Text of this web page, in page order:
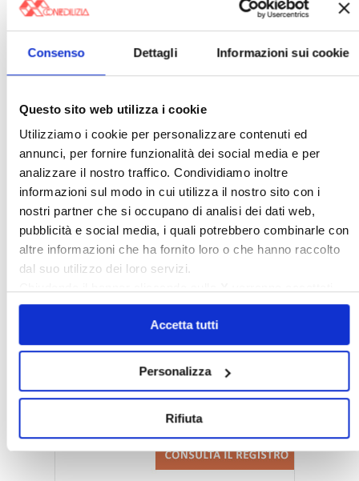
Consenso Dettagli Informazioni sui cookie
Questo sito web utilizza i cookie
Utilizziamo i cookie per personalizzare contenuti ed
annunci, per fornire funzionalità dei social media e per
analizzare il nostro traffico. Condividiamo inoltre
informazioni sul modo in cui utilizza il nostro sito con i
nostri partner che si occupano di analisi dei dati web,
pubblicità e social media, i quali potrebbero combinarle con
altre informazioni che ha fornito loro o che hanno raccolto
dal suo utilizzo dei loro servizi.
solo i cookie necessari.
Accetta tutti
Personalizza
Rifiuta
Scopri il portale della Confedilizia che ti aiuta
a gestire ogni aspetto del tuo contratto di
locazione, visita affittocasa.info
〉 Amministratori